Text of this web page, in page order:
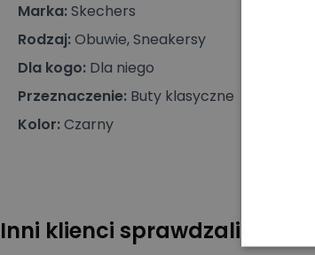
Marka:Skechers
Rodzaj:Obuwie, Sneakersy
Dla kogo: Dla niego
Przeznaczenie: Buty klasyczne
Kolor:Czarny
Inni klienci sprawdzali również